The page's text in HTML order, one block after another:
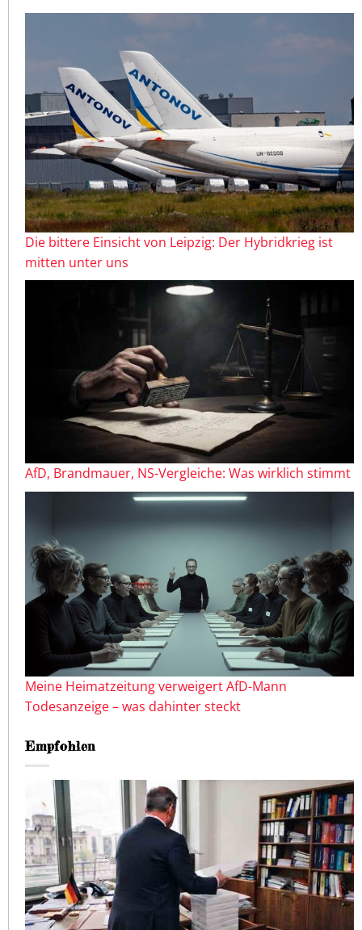
Die bittere Einsicht von Leipzig: Der Hybridkrieg ist
mitten unter uns
AfD, Brandmauer, NS-Vergleiche: Was wirklich stimmt
Meine Heimatzeitung verweigert AfD-Mann
Todesanzeige – was dahinter steckt
Empfohlen